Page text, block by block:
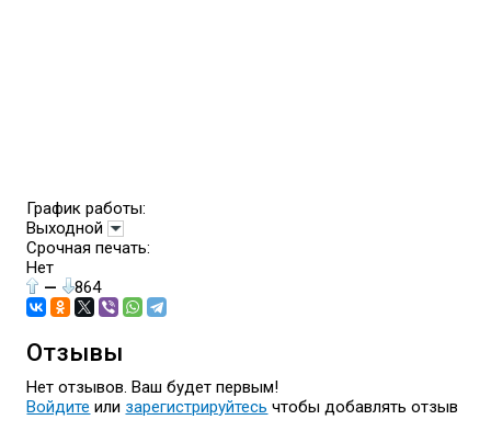
График работы:
Выходной
Срочная печать:
Нет
—
864
Отзывы
Нет отзывов. Ваш будет первым!
Войдите или зарегистрируйтесь чтобы добавлять отзыв